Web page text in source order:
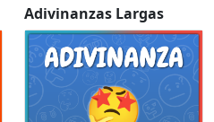
Adivinanzas Largas